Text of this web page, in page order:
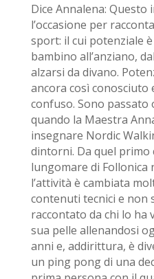
Dice Annalena: Questo
l’occasione per
sport: il cui potenziale
bambino all’anziano,
alzarsi da divano.
ancora così conosciuto
confuso. Sono passato
quando la Maestra
insegnare Nordic
dintorni. Da quel
lungomare di Follonica
l’attività è cambiata
contenuti tecnici e non
raccontato da chi lo ha
sua pelle allenandosi
anni e, addirittura, è
un ping pong di una